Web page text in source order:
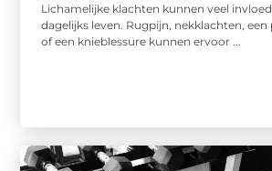
Lichamelijke klachten kunnen veel
dagelijks leven. Rugpijn, nekklachten,
of een knieblessure kunnen ervoor ...